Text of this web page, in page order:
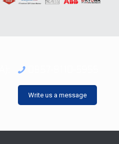
Write us a message